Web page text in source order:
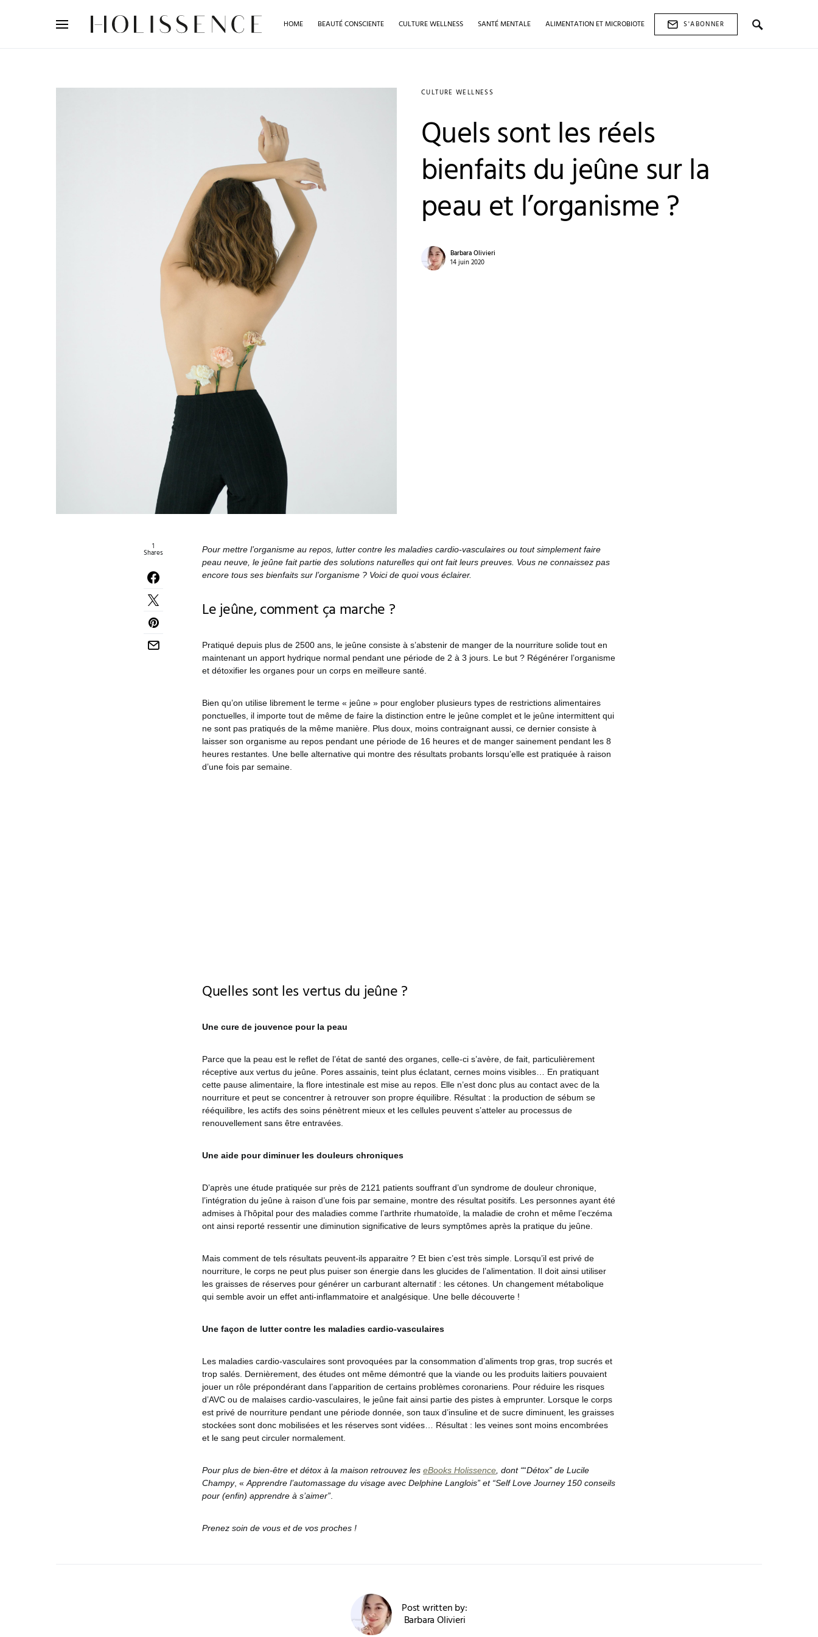
HOME BEAUTÉ CONSCIENTE CULTURE WELLNESS SANTÉ MENTALE ALIMENTATION ET MICROBIOTE
S'ABONNER
CULTURE WELLNESS
Quels sont les réels
bienfaits du jeûne sur la
peau et l’organisme ?
Barbara Olivieri
14 juin 2020
1
Shares
Pour mettre l’organisme au repos, lutter contre les maladies cardio-vasculaires ou tout simplement faire
peau neuve, le jeûne fait partie des solutions naturelles qui ont fait leurs preuves. Vous ne connaissez pas
encore tous ses bienfaits sur l’organisme ? Voici de quoi vous éclairer.
Le jeûne, comment ça marche ?
Pratiqué depuis plus de 2500 ans, le jeûne consiste à s’abstenir de manger de la nourriture solide tout en
maintenant un apport hydrique normal pendant une période de 2 à 3 jours. Le but ? Régénérer l’organisme
et détoxifier les organes pour un corps en meilleure santé.
Bien qu’on utilise librement le terme « jeûne » pour englober plusieurs types de restrictions alimentaires
ponctuelles, il importe tout de même de faire la distinction entre le jeûne complet et le jeûne intermittent qui
ne sont pas pratiqués de la même manière. Plus doux, moins contraignant aussi, ce dernier consiste à
laisser son organisme au repos pendant une période de 16 heures et de manger sainement pendant les 8
heures restantes. Une belle alternative qui montre des résultats probants lorsqu’elle est pratiquée à raison
d’une fois par semaine.
Quelles sont les vertus du jeûne ?
Une cure de jouvence pour la peau
Parce que la peau est le reflet de l’état de santé des organes, celle-ci s’avère, de fait, particulièrement
réceptive aux vertus du jeûne. Pores assainis, teint plus éclatant, cernes moins visibles… En pratiquant
cette pause alimentaire, la flore intestinale est mise au repos. Elle n’est donc plus au contact avec de la
nourriture et peut se concentrer à retrouver son propre équilibre. Résultat : la production de sébum se
rééquilibre, les actifs des soins pénètrent mieux et les cellules peuvent s’atteler au processus de
renouvellement sans être entravées.
Une aide pour diminuer les douleurs chroniques
D’après une étude pratiquée sur près de 2121 patients souffrant d’un syndrome de douleur chronique,
l’intégration du jeûne à raison d’une fois par semaine, montre des résultat positifs. Les personnes ayant été
admises à l’hôpital pour des maladies comme l’arthrite rhumatoïde, la maladie de crohn et même l’eczéma
ont ainsi reporté ressentir une diminution significative de leurs symptômes après la pratique du jeûne.
Mais comment de tels résultats peuvent-ils apparaitre ? Et bien c’est très simple. Lorsqu’il est privé de
nourriture, le corps ne peut plus puiser son énergie dans les glucides de l’alimentation. Il doit ainsi utiliser
les graisses de réserves pour générer un carburant alternatif : les cétones. Un changement métabolique
qui semble avoir un effet anti-inflammatoire et analgésique. Une belle découverte !
Une façon de lutter contre les maladies cardio-vasculaires
Les maladies cardio-vasculaires sont provoquées par la consommation d’aliments trop gras, trop sucrés et
trop salés. Dernièrement, des études ont même démontré que la viande ou les produits laitiers pouvaient
jouer un rôle prépondérant dans l’apparition de certains problèmes coronariens. Pour réduire les risques
d’AVC ou de malaises cardio-vasculaires, le jeûne fait ainsi partie des pistes à emprunter. Lorsque le corps
est privé de nourriture pendant une période donnée, son taux d’insuline et de sucre diminuent, les graisses
stockées sont donc mobilisées et les réserves sont vidées… Résultat : les veines sont moins encombrées
et le sang peut circuler normalement.
Pour plus de bien-être et détox à la maison retrouvez les eBooks Holissence , dont ““Détox” de Lucile
Champy, « Apprendre l’automassage du visage avec Delphine Langlois” et “Self Love Journey 150 conseils
pour (enfin) apprendre à s’aimer”
Prenez soin de vous et de vos proches !
Post written by:
Barbara Olivieri